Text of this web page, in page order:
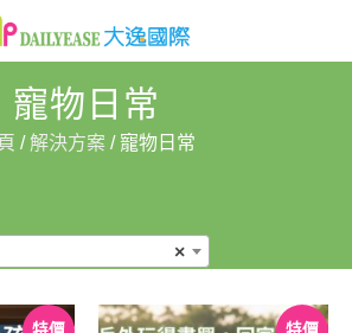
寵物日常
/ 解決方案 / 寵物日常
×